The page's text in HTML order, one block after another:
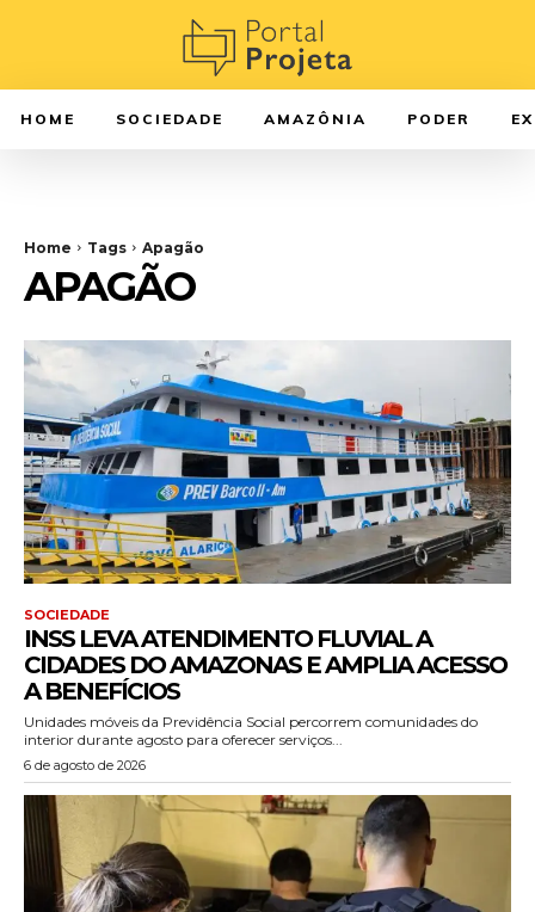
HOME SOCIEDADE AMAZÔNIA PODER
Home Tags Apagão
APAGÃO
SOCIEDADE
INSS LEVA ATENDIMENTO FLUVIAL A
CIDADES DO AMAZONAS E AMPLIA ACESSO
A BENEFÍCIOS
Unidades móveis da Previdência Social percorrem comunidades do
interior durante agosto para oferecer serviços...
6 de agosto de 2026